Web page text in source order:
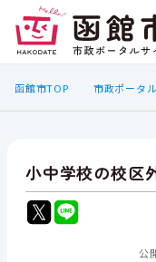
函館市TOP 市政ポータ
小中学校の校区
公